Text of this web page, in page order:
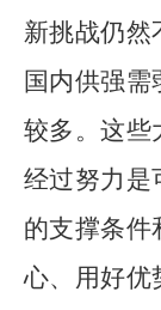
新挑战仍然
国内供强
较多。这些
经过努力是
的支撑条件
心、用好优